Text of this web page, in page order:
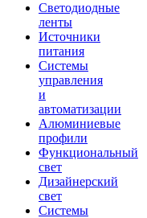
Светодиодные
ленты
Источники
питания
Системы
управления
и
автоматизации
Алюминиевые
профили
Функциональный
свет
Дизайнерский
свет
Системы